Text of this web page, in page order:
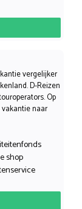
vergelijker
D-Reizen
Op
naar
shop